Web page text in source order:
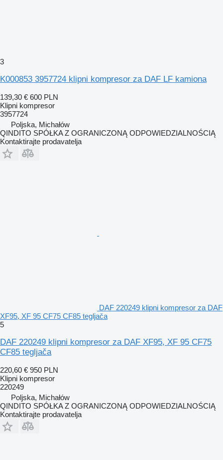
3
K000853 3957724 klipni kompresor za DAF LF kamiona
139,30 € 600 PLN
Klipni kompresor
3957724
Poljska, Michałów
QINDITO SPÓŁKA Z OGRANICZONĄ ODPOWIEDZIALNOŚCIĄ
Kontaktirajte prodavatelja
DAF 220249 klipni kompresor za DAF
XF95, XF 95 CF75 CF85 tegljača
5
DAF 220249 klipni kompresor za DAF XF95, XF 95 CF75
CF85 tegljača
220,60 € 950 PLN
Klipni kompresor
220249
Poljska, Michałów
QINDITO SPÓŁKA Z OGRANICZONĄ ODPOWIEDZIALNOŚCIĄ
Kontaktirajte prodavatelja